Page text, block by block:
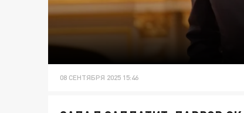
08 СЕНТЯБРЯ 2025 15:46